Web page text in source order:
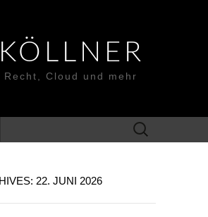
Recht, Cloud und mehr
Suchen
nach:
22. JUNI 2026